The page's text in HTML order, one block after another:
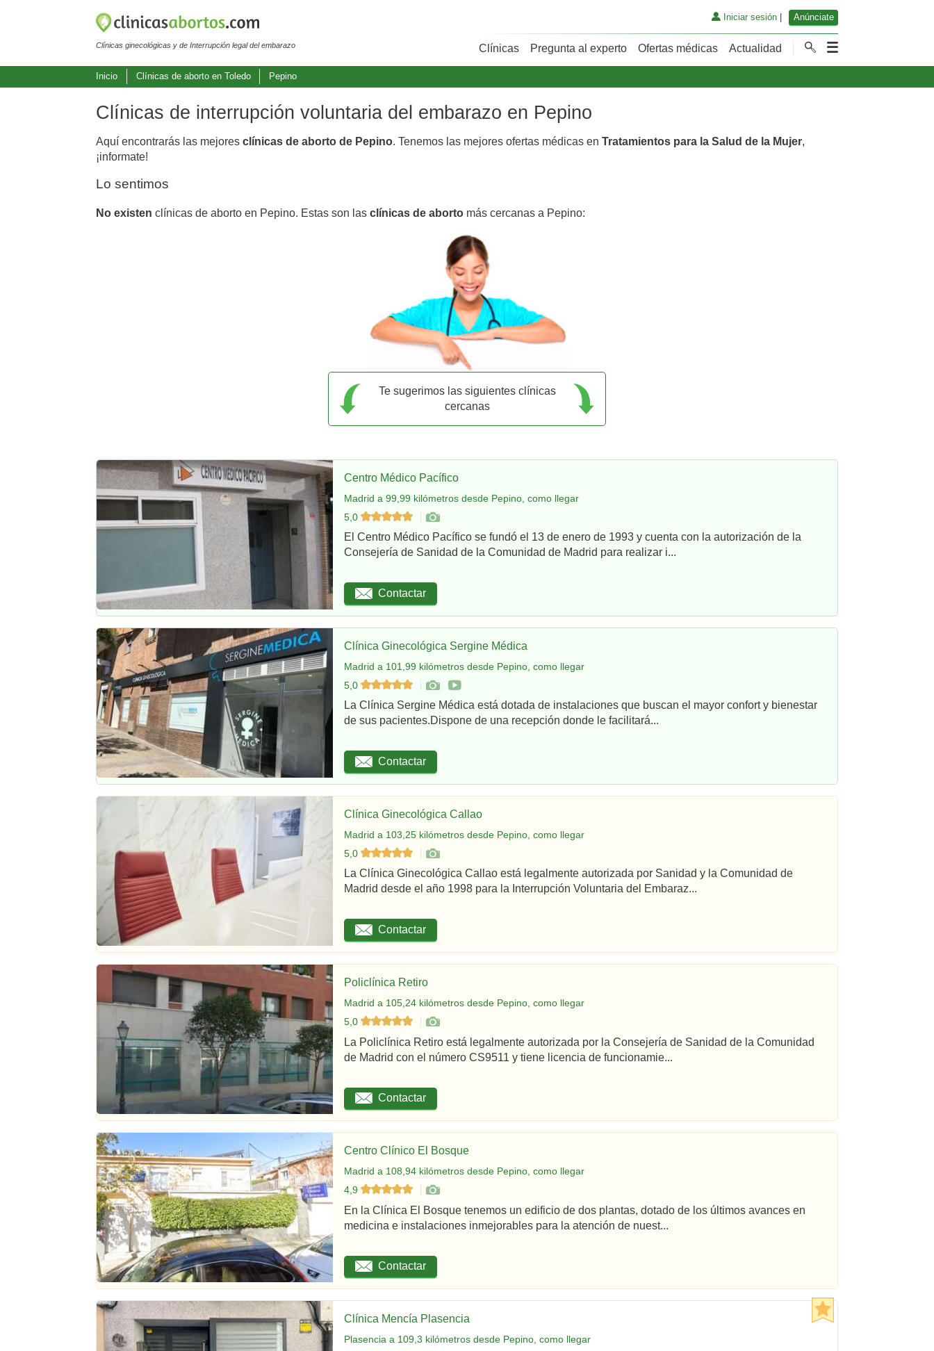
Clínicas ginecológicas y de Interrupción legal del embarazo
Iniciar sesión| Anúnciate
Clínicas Pregunta al experto Ofertas médicas Actualidad
Inicio Clínicas de aborto en Toledo Pepino
Clínicas de interrupción voluntaria del embarazo en Pepino
Aquí encontrarás las mejores clínicas de aborto de Pepino. Tenemos las mejores ofertas médicas en Tratamientos para la Salud de la Mujer,
¡informate!
Lo sentimos
No existen clínicas de aborto en Pepino. Estas son las clínicas de aborto más cercanas a Pepino:
Te sugerimos las siguientes clínicas
cercanas
Centro Médico Pacífico
Madrid a 99,99 kilómetros desde Pepino, como llegar
5,0
El Centro Médico Pacífico se fundó el 13 de enero de 1993 y cuenta con la autorización de la
Consejería de Sanidad de la Comunidad de Madrid para realizar i...
Contactar
Clínica Ginecológica Sergine Médica
Madrid a 101,99 kilómetros desde Pepino, como llegar
5,0
La Clínica Sergine Médica está dotada de instalaciones que buscan el mayor confort y bienestar
de sus pacientes.Dispone de una recepción donde le facilitará...
Contactar
Clínica Ginecológica Callao
Madrid a 103,25 kilómetros desde Pepino, como llegar
5,0
La Clínica Ginecológica Callao está legalmente autorizada por Sanidad y la Comunidad de
Madrid desde el año 1998 para la Interrupción Voluntaria del Embaraz...
Contactar
Policlínica Retiro
Madrid a 105,24 kilómetros desde Pepino, como llegar
5,0
La Policlínica Retiro está legalmente autorizada por la Consejería de Sanidad de la Comunidad
de Madrid con el número CS9511 y tiene licencia de funcionamie...
Contactar
Centro Clínico El Bosque
Madrid a 108,94 kilómetros desde Pepino, como llegar
4,9
En la Clínica El Bosque tenemos un edificio de dos plantas, dotado de los últimos avances en
medicina e instalaciones inmejorables para la atención de nuest...
Contactar
Clínica Mencía Plasencia
Plasencia a 109,3 kilómetros desde Pepino, como llegar